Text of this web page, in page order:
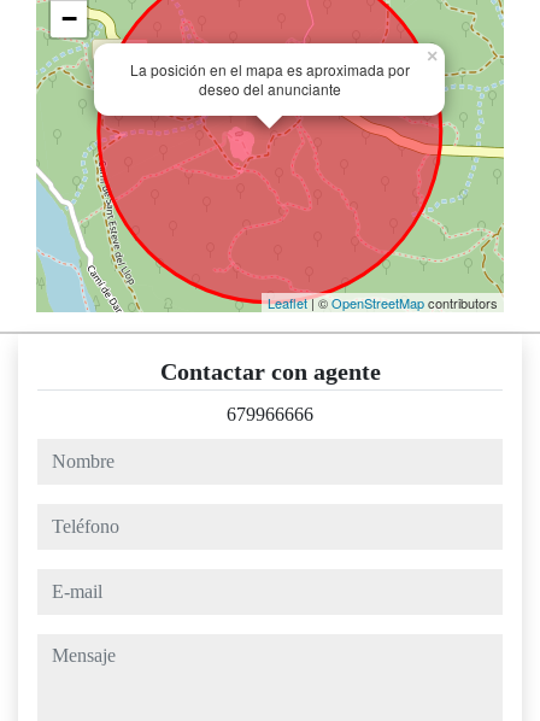
La posición en el mapa es aproximada por
deseo del anunciante
×
−
Leaflet| ©OpenStreetMapcontributors
Contactar con agente
679966666
nombre
teléfono
e-mail
mensaje